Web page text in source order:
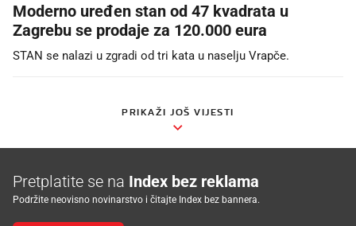
Moderno uređen stan od 47 kvadrata u
Zagrebu se prodaje za 120.000 eura
STAN se nalazi u zgradi od tri kata u naselju Vrapče.
PRIKAŽI JOŠ VIJESTI
Pretplatite se na Index bez reklama
Podržite neovisno novinarstvo i čitajte Index bez bannera.